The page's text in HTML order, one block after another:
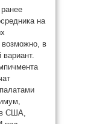
на
возможно, в
в США,